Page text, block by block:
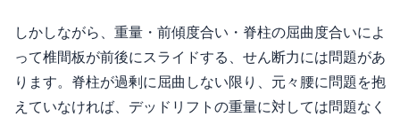
しかしながら、重量・前傾度合い・脊柱の屈曲度合いによ
って椎間板が前後にスライドする、せん断力には問題があ
ります。脊柱が過剰に屈曲しない限り、元々腰に問題を抱
えていなければ、デッドリフトの重量に対しては問題なく